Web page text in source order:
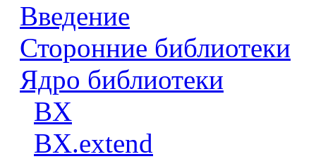
Введение
Сторонние библиотеки
Ядро библиотеки
BX
BX.extend